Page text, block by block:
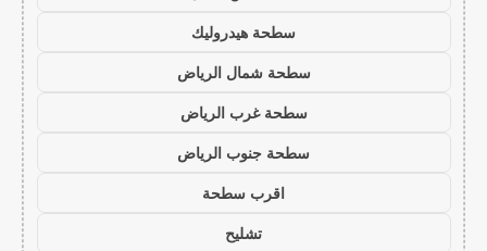
سطحة هيدروليك
سطحة شمال الرياض
سطحة غرب الرياض
سطحة جنوب الرياض
اقرب سطحة
تشليح